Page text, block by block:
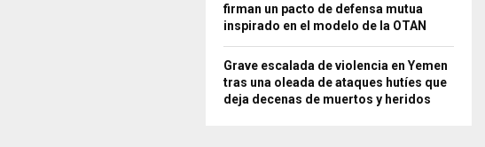
firman un pacto de defensa mutua
inspirado en el modelo de la OTAN
Grave escalada de violencia en Yemen
tras una oleada de ataques hutíes que
deja decenas de muertos y heridos